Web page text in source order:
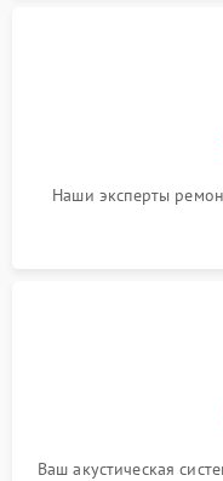
Наши эксперты
Ваш акустическая